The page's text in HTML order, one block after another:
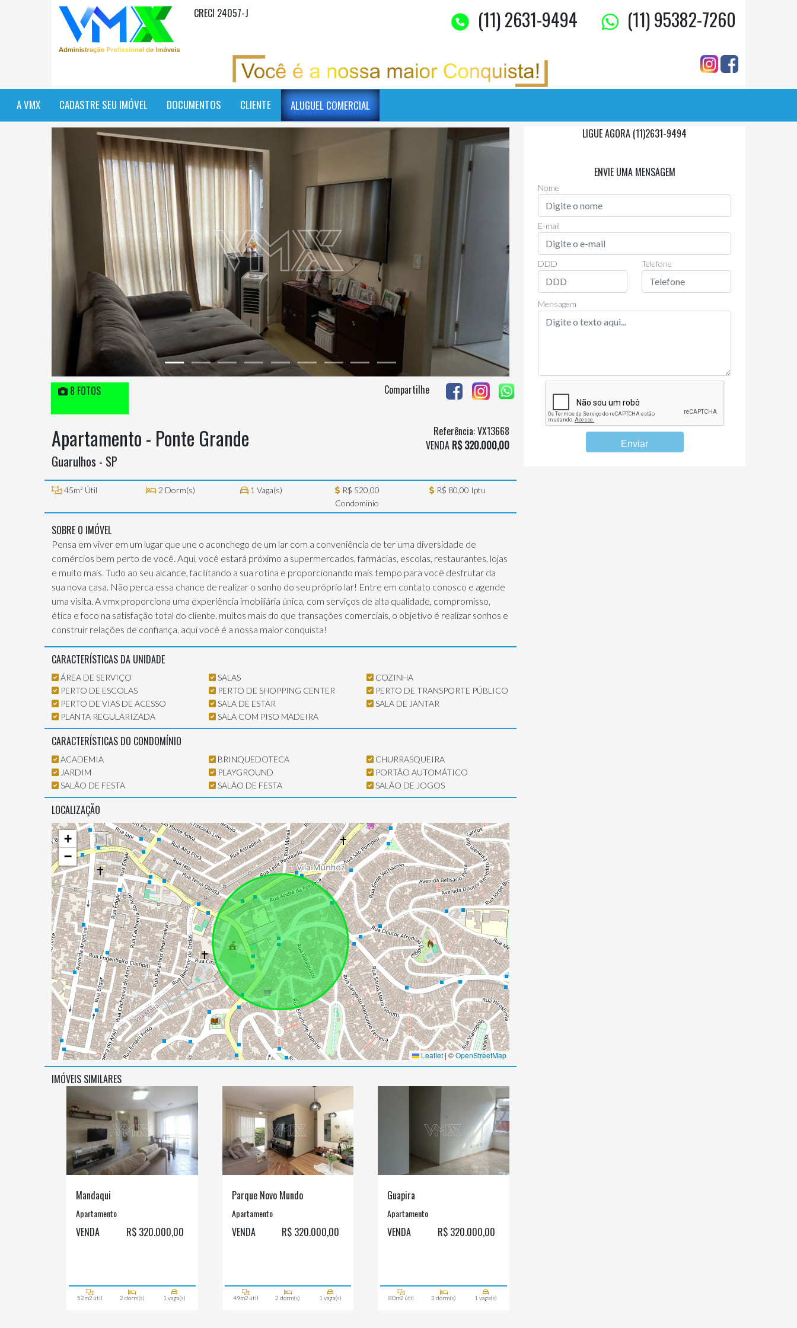
CRECI 24057-J (11) 2631-9494 (11) 95382-7260
A VMX CADASTRE SEU IMÓVEL DOCUMENTOS CLIENTE ALUGUEL COMERCIAL
8 FOTOS Compartilhe
Apartamento - Ponte Grande
Guarulhos - SP
Referência: VX13668
VENDA R$ 320.000,00
45m² Útil 2 Dorm(s) 1 Vaga(s)
R$ 520,00
Condominio
R$ 80,00 Iptu
SOBRE O IMÓVEL
Pensa em viver em um lugar que une o aconchego de um lar com a conveniência de ter uma diversidade de
comércios bem perto de você. Aqui, você estará próximo a supermercados, farmácias, escolas, restaurantes, lojas
e muito mais. Tudo ao seu alcance, facilitando a sua rotina e proporcionando mais tempo para você desfrutar da
sua nova casa. Não perca essa chance de realizar o sonho do seu próprio lar! Entre em contato conosco e agende
uma visita. A vmx proporciona uma experiência imobiliária única, com serviços de alta qualidade, compromisso,
ética e foco na satisfação total do cliente. muitos mais do que transações comerciais, o objetivo é realizar sonhos e
construir relações de confiança. aqui você é a nossa maior conquista!
CARACTERÍSTICAS DA UNIDADE
ÁREA DE SERVIÇO SALAS
COZINHA
PERTO DE ESCOLAS
PERTO DE SHOPPING CENTER
PERTO DE TRANSPORTE PÚBLICO
PERTO DE VIAS DE ACESSO
SALA DE ESTAR
SALA DE JANTAR
PLANTA REGULARIZADA
SALA COM PISO MADEIRA
CARACTERÍSTICAS DO CONDOMÍNIO
ACADEMIA BRINQUEDOTECA
CHURRASQUEIRA
JARDIM
PLAYGROUND
PORTÃO AUTOMÁTICO
SALÃO DE FESTA
SALÃO DE FESTA SALÃO DE JOGOS
LOCALIZAÇÃO
+
−
Leaflet | ©OpenStreetMap
IMÓVEIS SIMILARES
Mandaqui
Apartamento
VENDA R$ 320.000,00
52m2 útil 2 dorm(s) 1 vaga(s)
Parque Novo Mundo
Apartamento
VENDA R$ 320.000,00
49m2 útil 2 dorm(s) 1 vaga(s)
Guapira
Apartamento
VENDA R$ 320.000,00
80m2 útil 3 dorm(s) 1 vaga(s)
LIGUE AGORA (11)2631-9494
ENVIE UMA MENSAGEM
Nome
E-mail
DDD Telefone
Mensagem